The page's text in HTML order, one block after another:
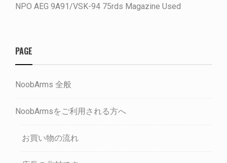
NPO AEG 9A91/VSK-94 75rds Magazine Used
PAGE
NoobArms 全般
NoobArmsをご利用される方へ
お買い物の流れ